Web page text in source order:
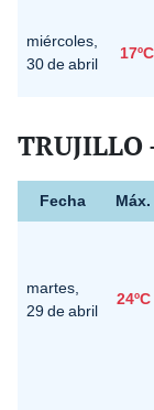
miércoles,
30 de abril
17ºC
TRUJILLO
Fecha Máx.
martes,
29 de abril
24ºC